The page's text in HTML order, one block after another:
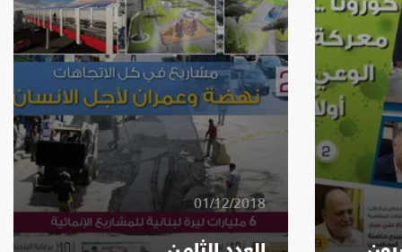
01/12/2018